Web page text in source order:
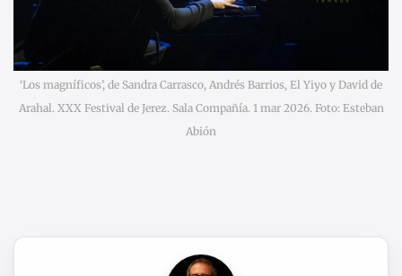
‘Los magníficos’, de Sandra Carrasco, Andrés Barrios, El Yiyo y David de
Arahal. XXX Festival de Jerez. Sala Compañía. 1 mar 2026. Foto: Esteban
Abión